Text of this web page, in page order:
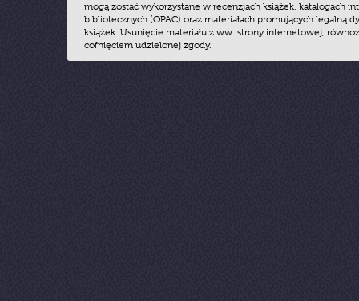
mogą zostać wykorzystane w recenzjach książek, katalogach
bibliotecznych (OPAC) oraz materiałach promujących legalną
książek. Usunięcie materiału z ww. strony internetowej,
cofnięciem udzielonej zgody.